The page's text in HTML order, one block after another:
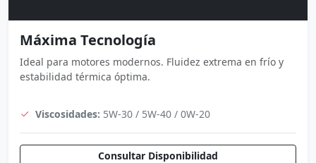
Máxima Tecnología
Ideal para motores modernos. Fluidez extrema en frío y
estabilidad térmica óptima.
Viscosidades: 5W-30 / 5W-40 / 0W-20
Consultar Disponibilidad